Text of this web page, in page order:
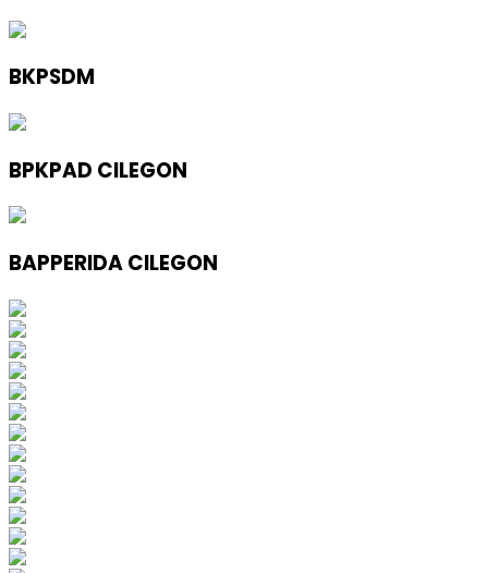
BKPSDM
BPKPAD CILEGON
BAPPERIDA CILEGON